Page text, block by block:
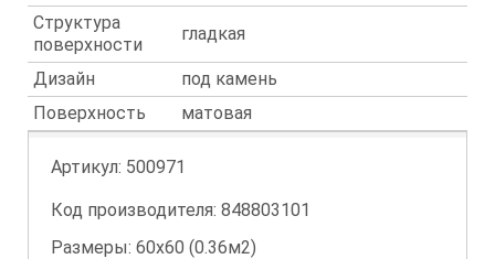
Структура
поверхности
гладкая
Дизайн
под камень
Поверхность
матовая
Артикул: 500971
Код производителя: 848803101
Размеры: 60х60 (0.36м2)